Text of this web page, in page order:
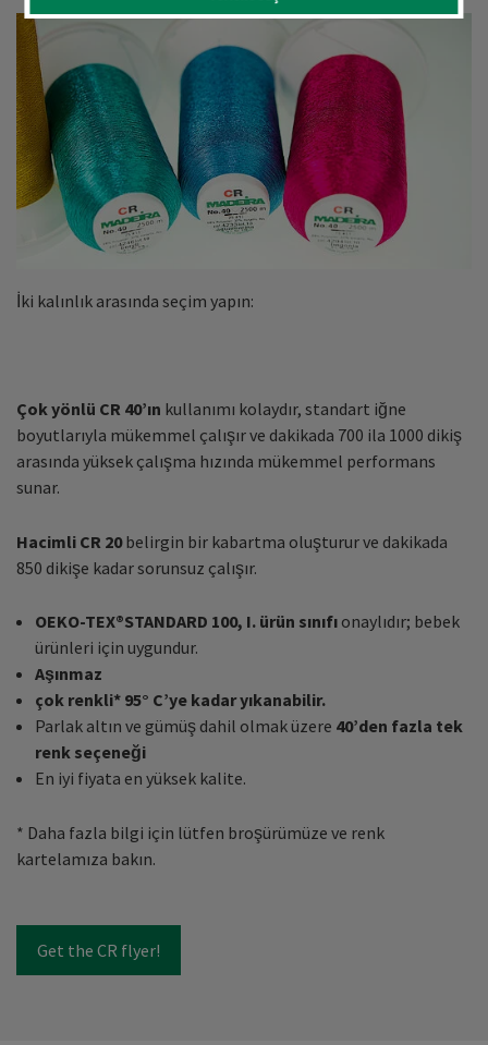
İki kalınlık arasında seçim yapın:
Çok yönlü CR 40’ın kullanımı kolaydır, standart iğne
boyutlarıyla mükemmel çalışır ve dakikada 700 ila 1000 dikiş
arasında yüksek çalışma hızında mükemmel performans
sunar.
Hacimli CR 20belirgin bir kabartma oluşturur ve dakikada
850 dikişe kadar sorunsuz çalışır.
OEKO-TEX®STANDARD 100, I. ürün sınıfı onaylıdır; bebek
ürünleri için uygundur.
Aşınmaz
çok renkli* 95° C’ye kadar yıkanabilir.
Parlak altın ve gümüş dahil olmak üzere 40’den fazla tek
renk seçeneği
En iyi fiyata en yüksek kalite.
* Daha fazla bilgi için lütfen broşürümüze ve renk
kartelamıza bakın.
Get the CR flyer!